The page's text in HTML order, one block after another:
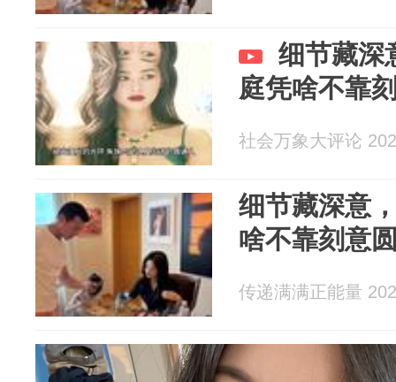
细节藏深
庭凭啥不靠
社会万象大评论
细节藏深意
啥不靠刻意
传递满满正能量